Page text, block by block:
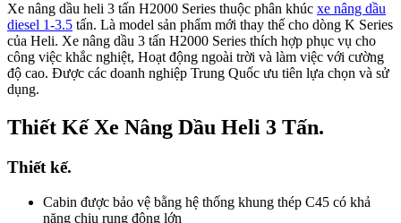
Xe nâng dầu heli 3 tấn H2000 Series thuộc phân khúc xe nâng dầu
diesel 1-3.5 tấn. Là model sản phẩm mới thay thế cho dòng K Series
của Heli. Xe nâng dầu 3 tấn H2000 Series thích hợp phục vụ cho
công việc khắc nghiệt, Hoạt động ngoài trời và làm việc với cường
độ cao. Được các doanh nghiệp Trung Quốc ưu tiên lựa chọn và sử
dụng.
Thiết Kế Xe Nâng Dầu Heli 3 Tấn.
Thiết kế.
Cabin được bảo vệ bằng hệ thống khung thép C45 có khả
năng chịu rung động lớn